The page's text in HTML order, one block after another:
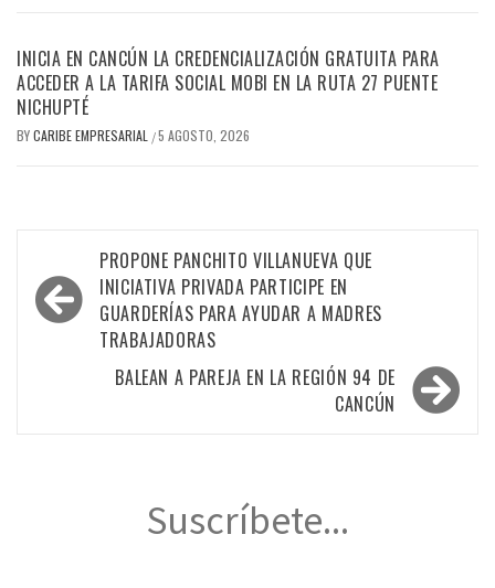
INICIA EN CANCÚN LA CREDENCIALIZACIÓN GRATUITA PARA
ACCEDER A LA TARIFA SOCIAL MOBI EN LA RUTA 27 PUENTE
NICHUPTÉ
BYCARIBE EMPRESARIAL /5 AGOSTO, 2026
Navegación
de
entradas
PROPONE PANCHITO VILLANUEVA QUE
INICIATIVA PRIVADA PARTICIPE EN
GUARDERÍAS PARA AYUDAR A MADRES
TRABAJADORAS
BALEAN A PAREJA EN LA REGIÓN 94 DE
CANCÚN
Suscríbete...